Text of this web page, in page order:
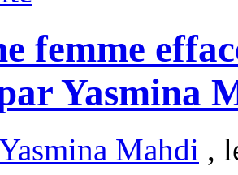
femme
Yasmina
Mahdi ,